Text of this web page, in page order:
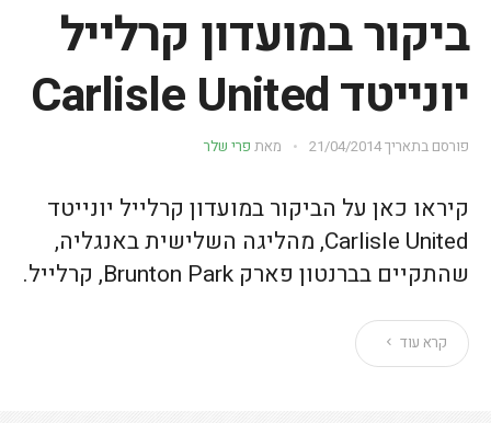
ביקור במועדון קרלייל
יונייטד Carlisle United
פורסם בתאריך21/04/2014 מאת פרי שלר
קיראו כאן על הביקור במועדון קרלייל יונייטד
Carlisle United, מהליגה השלישית באנגליה,
שהתקיים בברנטון פארק Brunton Park, קרלייל.
קרא עוד